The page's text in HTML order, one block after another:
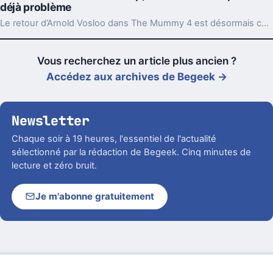
déjà problème
Le retour d’Arnold Vosloo dans The Mummy 4 est désormais confirmé. Bonne nouvelle pour les fans, sauf qu’un détail central reste entier : comment Imhotep revient-il ?
Vous recherchez un article plus ancien ?
Accédez aux archives de Begeek →
Newsletter
Chaque soir à 19 heures, l'essentiel de l'actualité
sélectionné par la rédaction de Begeek. Cinq minutes de
lecture et zéro bruit.
Je m'abonne gratuitement